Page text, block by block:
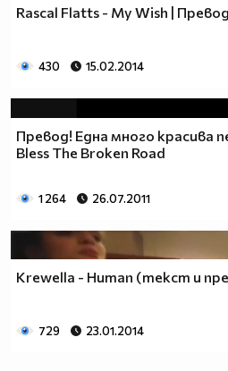
Rascal Flatts - My Wish | Превод
430 15.02.2014
Превод! Една много красива
Bless The Broken Road
1 264 26.07.2011
Krewella - Human (текст и
729 23.01.2014